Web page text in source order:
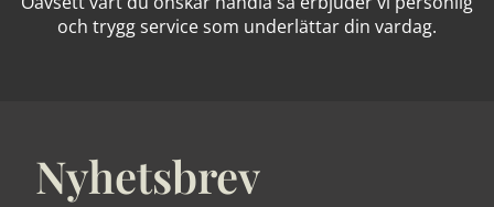
och trygg service som underlättar din vardag.
Nyhetsbrev